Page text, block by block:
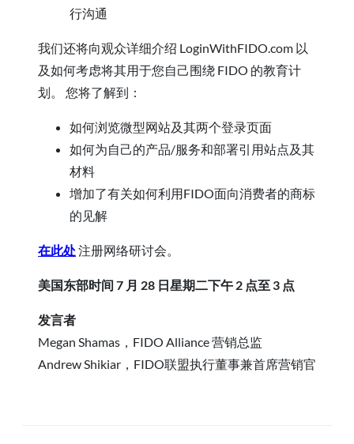
行沟通
我们还将向观众详细介绍 LoginWithFIDO.com 以
及如何考虑将其用于您自己围绕 FIDO 的教育计
划。 您将了解到：
如何浏览微型网站及其两个登录页面
如何为自己的产品/服务和部署引用站点及其
材料
增加了有关如何利用FIDO面向消费者的商标
的见解
在此处注册网络研讨会。
美国东部时间 7 月 28 日星期二下午 2 点至 3 点
发言者
Megan Shamas，FIDO Alliance 营销总监
Andrew Shikiar，FIDO联盟执行董事兼首席营销官